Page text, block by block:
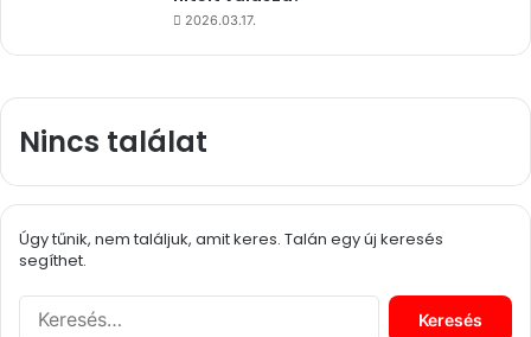
Nincs találat
Úgy tűnik, nem találjuk, amit keres. Talán egy új keresés
segíthet.
2026.03.17.